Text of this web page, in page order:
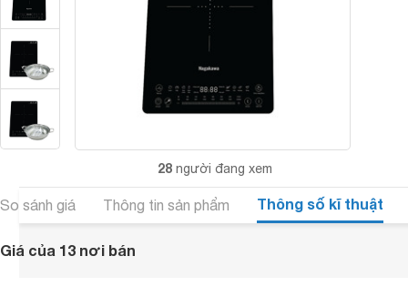
28 người đang xem
So sánh giá Thông tin sản phẩm Thông số kĩ thuật
Giá của 13 nơi bán